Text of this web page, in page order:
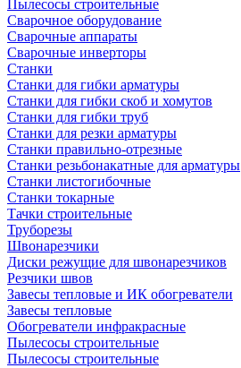
Пылесосы строительные
Сварочное оборудование
Сварочные аппараты
Сварочные инверторы
Станки
Станки для гибки арматуры
Станки для гибки скоб и хомутов
Станки для гибки труб
Станки для резки арматуры
Станки правильно-отрезные
Станки резьбонакатные для арматуры
Станки листогибочные
Станки токарные
Тачки строительные
Труборезы
Швонарезчики
Диски режущие для швонарезчиков
Резчики швов
Завесы тепловые и ИК обогреватели
Завесы тепловые
Обогреватели инфракрасные
Пылесосы строительные
Пылесосы строительные